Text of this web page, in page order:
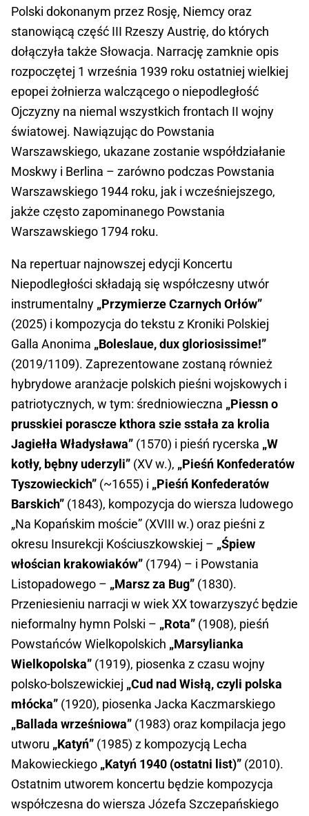
Polski dokonanym przez Rosję, Niemcy oraz
stanowiącą część III Rzeszy Austrię, do których
dołączyła także Słowacja. Narrację zamknie opis
rozpoczętej 1 września 1939 roku ostatniej wielkiej
epopei żołnierza walczącego o niepodległość
Ojczyzny na niemal wszystkich frontach II wojny
światowej. Nawiązując do Powstania
Warszawskiego, ukazane zostanie współdziałanie
Moskwy i Berlina – zarówno podczas Powstania
Warszawskiego 1944 roku, jak i wcześniejszego,
jakże często zapominanego Powstania
Warszawskiego 1794 roku.
Na repertuar najnowszej edycji Koncertu
Niepodległości składają się współczesny utwór
instrumentalny „Przymierze Czarnych Orłów”
(2025) i kompozycja do tekstu z Kroniki Polskiej
Galla Anonima „Boleslaue, dux gloriosissime!”
(2019/1109). Zaprezentowane zostaną również
hybrydowe aranżacje polskich pieśni wojskowych i
patriotycznych, w tym: średniowieczna „Piessn o
prusskiei porascze kthora szie sstała za krolia
Jagiełła Władysława” (1570) i pieśń rycerska „W
kotły, bębny uderzyli” (XV w.), „Pieśń Konfederatów
Tyszowieckich” (~1655) i „Pieśń Konfederatów
Barskich” (1843), kompozycja do wiersza ludowego
„Na Kopańskim moście” (XVIII w.) oraz pieśni z
okresu Insurekcji Kościuszkowskiej – „Śpiew
włościan krakowiaków” (1794) – i Powstania
Listopadowego – „Marsz za Bug” (1830).
Przeniesieniu narracji w wiek XX towarzyszyć będzie
nieformalny hymn Polski – „Rota” (1908), pieśń
Powstańców Wielkopolskich „Marsylianka
Wielkopolska” (1919), piosenka z czasu wojny
polsko-bolszewickiej „Cud nad Wisłą, czyli polska
młócka” (1920), piosenka Jacka Kaczmarskiego
„Ballada wrześniowa” (1983) oraz kompilacja jego
utworu „Katyń” (1985) z kompozycją Lecha
Makowieckiego „Katyń 1940 (ostatni list)” (2010).
Ostatnim utworem koncertu będzie kompozycja
współczesna do wiersza Józefa Szczepańskiego